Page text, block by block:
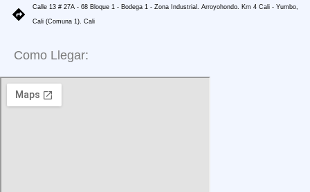
Calle 13 # 27A - 68 Bloque 1 - Bodega 1 - Zona Industrial. Arroyohondo. Km 4 Cali - Yumbo,
Cali (Comuna 1). Cali
Como Llegar: